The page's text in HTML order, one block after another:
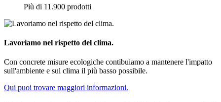
Più di 11.900 prodotti
Lavoriamo nel rispetto del clima.
Con concrete misure ecologiche contibuiamo a mantenere l'impatto
sull'ambiente e sul clima il più basso possibile.
Qui puoi trovare maggiori informazioni.